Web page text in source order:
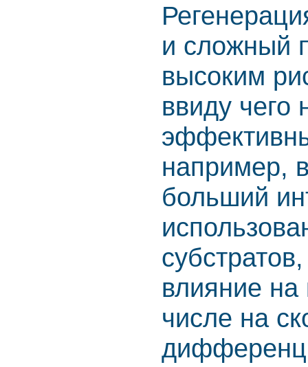
и сложный
высоким
ввиду чего
например,
больший
влияние на
числе на